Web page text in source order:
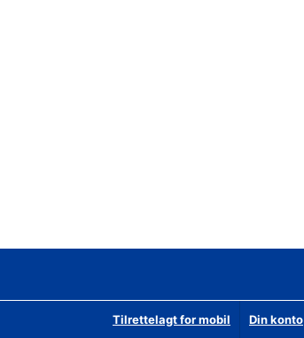
Tilrettelagt for mobil Din konto